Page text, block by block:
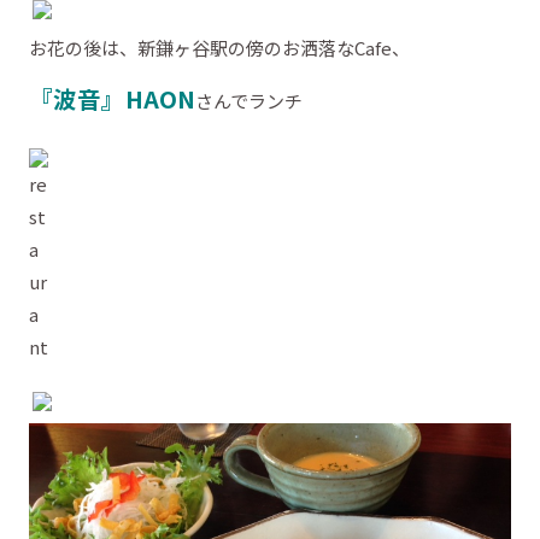
お花の後は、新鎌ヶ谷駅の傍のお洒落なCafe、
『波音』HAONさんでランチ